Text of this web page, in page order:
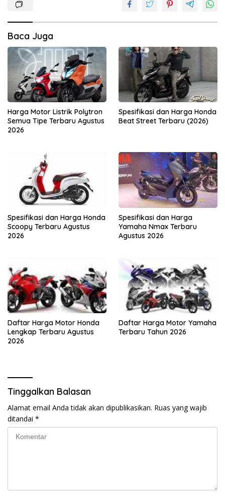
Baca Juga
Harga Motor Listrik Polytron
Semua Tipe Terbaru Agustus
2026
Spesifikasi dan Harga Honda
Beat Street Terbaru (2026)
Spesifikasi dan Harga Honda
Scoopy Terbaru Agustus
2026
Spesifikasi dan Harga
Yamaha Nmax Terbaru
Agustus 2026
Daftar Harga Motor Honda
Lengkap Terbaru Agustus
2026
Daftar Harga Motor Yamaha
Terbaru Tahun 2026
Tinggalkan Balasan
Alamat email Anda tidak akan dipublikasikan. Ruas yang wajib
ditandai *